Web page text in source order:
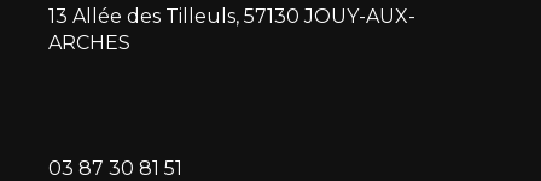
13 Allée des Tilleuls, 57130 JOUY-AUX-
ARCHES
03 87 30 81 51